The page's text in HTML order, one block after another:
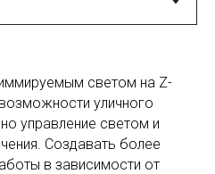
светом на Z-
уличного
управление светом и
Создавать более
в зависимости от